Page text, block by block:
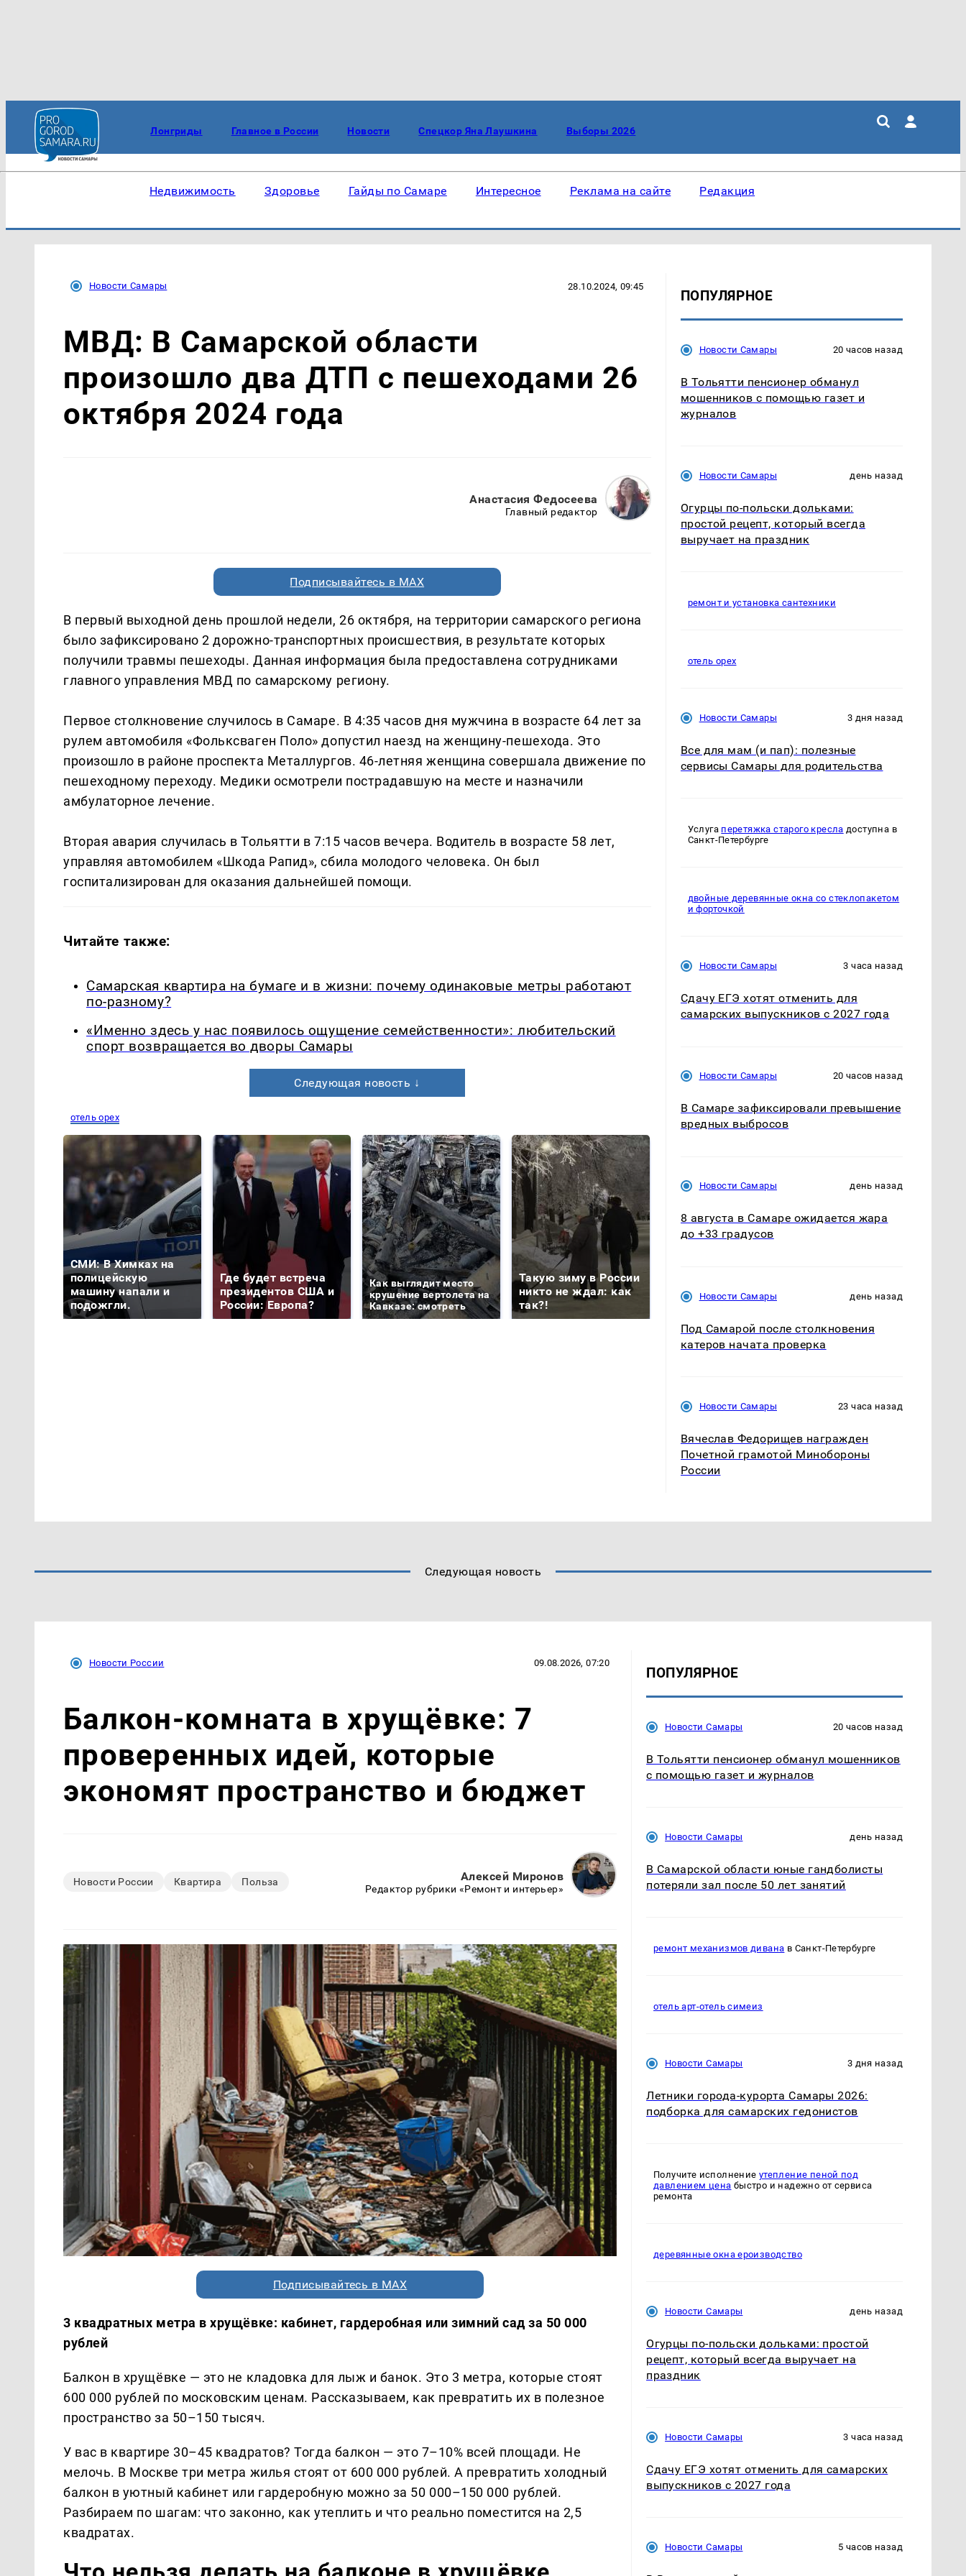
Лонгриды Главное в России Новости Спецкор Яна Лаушкина Выборы 2026
Недвижимость Здоровье Гайды по Самаре Интересное Реклама на сайте Редакция
Новости Самары 28.10.2024, 09:45
МВД: В Самарской области
произошло два ДТП с пешеходами 26
октября 2024 года
Анастасия Федосеева
Главный редактор
Подписывайтесь в MAX
В первый выходной день прошлой недели, 26 октября, на территории самарского региона
было зафиксировано 2 дорожно-транспортных происшествия, в результате которых
получили травмы пешеходы. Данная информация была предоставлена сотрудниками
главного управления МВД по самарскому региону.
Первое столкновение случилось в Самаре. В 4:35 часов дня мужчина в возрасте 64 лет за
рулем автомобиля «Фольксваген Поло» допустил наезд на женщину-пешехода. Это
произошло в районе проспекта Металлургов. 46-летняя женщина совершала движение по
пешеходному переходу. Медики осмотрели пострадавшую на месте и назначили
амбулаторное лечение.
Вторая авария случилась в Тольятти в 7:15 часов вечера. Водитель в возрасте 58 лет,
управляя автомобилем «Шкода Рапид», сбила молодого человека. Он был
госпитализирован для оказания дальнейшей помощи.
Читайте также:
Самарская квартира на бумаге и в жизни: почему одинаковые метры работают
по-разному?
«Именно здесь у нас появилось ощущение семейственности»: любительский
спорт возвращается во дворы Самары
Следующая новость ↓
отель орех
СМИ: В Химках на
полицейскую
машину напали и
подожгли.
Где будет встреча
президентов США и
России: Европа?
Как выглядит место
крушение вертолета на
Кавказе: смотреть
Такую зиму в России
никто не ждал: как
так?!
были украдены 18
миллионов рублей
готовую еду из
магазина: список
ПОПУЛЯРНОЕ
Новости Самары 20 часов назад
В Тольятти пенсионер обманул
мошенников с помощью газет и
журналов
Новости Самары день назад
Огурцы по‑польски дольками:
простой рецепт, который всегда
выручает на праздник
ремонт и установка сантехники
отель орех
Новости Самары 3 дня назад
Все для мам (и пап): полезные
сервисы Самары для родительства
Услуга перетяжка старого кресла доступна в
Санкт-Петербурге
двойные деревянные окна со стеклопакетом
и форточкой
Новости Самары 3 часа назад
Сдачу ЕГЭ хотят отменить для
самарских выпускников с 2027 года
Новости Самары 20 часов назад
В Самаре зафиксировали превышение
вредных выбросов
Новости Самары день назад
8 августа в Самаре ожидается жара
до +33 градусов
Новости Самары день назад
Под Самарой после столкновения
катеров начата проверка
Новости Самары 23 часа назад
Вячеслав Федорищев награжден
Почетной грамотой Минобороны
России
Следующая новость
Новости России 09.08.2026, 07:20
Балкон-комната в хрущёвке: 7
проверенных идей, которые
экономят пространство и бюджет
Новости России Квартира Польза Алексей Миронов
Редактор рубрики «Ремонт и интерьер»
Подписывайтесь в MAX
3 квадратных метра в хрущёвке: кабинет, гардеробная или зимний сад за 50 000
рублей
Балкон в хрущёвке — это не кладовка для лыж и банок. Это 3 метра, которые стоят
600 000 рублей по московским ценам. Рассказываем, как превратить их в полезное
пространство за 50–150 тысяч.
У вас в квартире 30–45 квадратов? Тогда балкон — это 7–10% всей площади. Не
мелочь. В Москве три метра жилья стоят от 600 000 рублей. А превратить холодный
балкон в уютный кабинет или гардеробную можно за 50 000–150 000 рублей.
Разбираем по шагам: что законно, как утеплить и что реально поместится на 2,5
квадратах.
ПОПУЛЯРНОЕ
Новости Самары 20 часов назад
В Тольятти пенсионер обманул мошенников
с помощью газет и журналов
Новости Самары день назад
В Самарской области юные гандболисты
потеряли зал после 50 лет занятий
ремонт механизмов дивана в Санкт-Петербурге
отель арт-отель симеиз
Новости Самары 3 дня назад
Летники города-курорта Самары 2026:
подборка для самарских гедонистов
Получите исполнение утепление пеной под
давлением цена быстро и надежно от сервиса
ремонта
деревянные окна ероизводство
Новости Самары день назад
Огурцы по‑польски дольками: простой
рецепт, который всегда выручает на
праздник
Новости Самары 3 часа назад
Сдачу ЕГЭ хотят отменить для самарских
выпускников с 2027 года
Новости Самары 5 часов назад